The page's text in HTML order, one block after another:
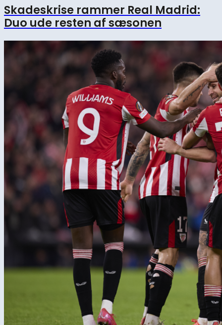
Skadeskrise rammer Real Madrid:
Duo ude resten af sæsonen